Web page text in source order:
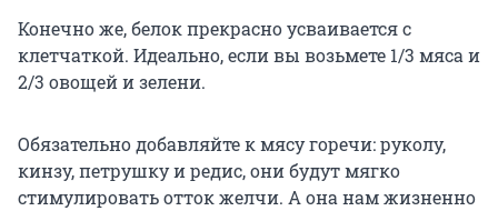
Конечно же, белок прекрасно усваивается с
клетчаткой. Идеально, если вы возьмете 1/3 мяса и
2/3 овощей и зелени.
Обязательно добавляйте к мясу горечи: руколу,
кинзу, петрушку и редис, они будут мягко
стимулировать отток желчи. А она нам жизненно